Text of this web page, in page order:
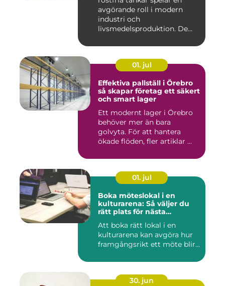
avgörande roll i modern
industri och
livsmedelsproduktion. De
01. jul
Effektiva pallställ i Örebro
så skapar företag ett säkert
och smart lager
Ett modernt lager i Örebro
behöver mer än bara
golvyta. För att hantera
ökade flöden, fler artiklar ...
01. jul
Boka möteslokal i en
kulturarena: Så väljer du
rätt plats för nästa
Att boka rätt lokal i en
kulturarena kan avgöra hur
framgångsrikt ett möte blir...
30. jun